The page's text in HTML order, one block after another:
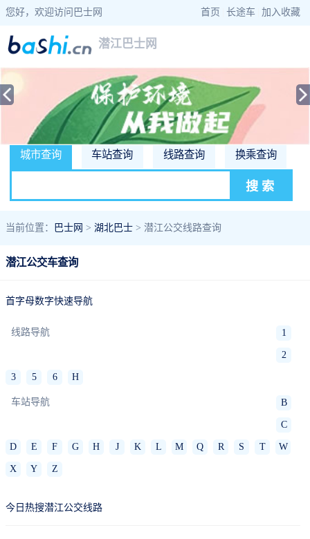
您好，欢迎访问巴士网 首页 长途车 加入收藏
潜江巴士网
城市查询 车站查询 线路查询 换乘查询
当前位置： 巴士网 > 湖北巴士 > 潜江公交线路查询
潜江公交车查询
首字母数字快速导航
线路导航 1
2
3 5 6 H
车站导航 B
C
D E F G H J K L M Q R S T W
X Y Z
今日热搜潜江公交线路